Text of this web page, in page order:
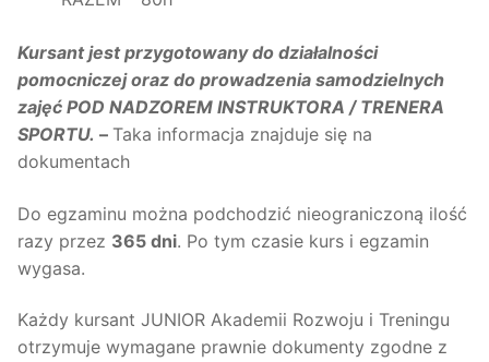
Kursant jest przygotowany do działalności
pomocniczej oraz do prowadzenia samodzielnych
zajęć POD NADZOREM INSTRUKTORA / TRENERA
SPORTU. – Taka informacja znajduje się na
dokumentach
Do egzaminu można podchodzić nieograniczoną ilość
razy przez 365 dni. Po tym czasie kurs i egzamin
wygasa.
Każdy kursant JUNIOR Akademii Rozwoju i Treningu
otrzymuje wymagane prawnie dokumenty zgodne z